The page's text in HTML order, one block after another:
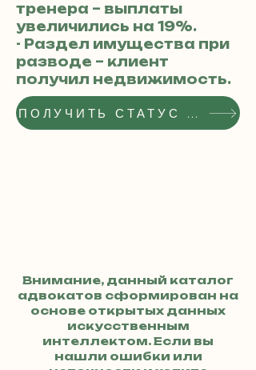
тренера – выплаты
увеличились на 19%.
- Раздел имущества при
разводе – клиент
получил недвижимость.
ПОЛУЧИТЬ СТАТУС РЕКОМЕНДОВАННОГО АДВОКАТА
Внимание, данный каталог
адвокатов сформирован на
основе открытых данных
искусственным
интеллектом. Если вы
нашли ошибки или